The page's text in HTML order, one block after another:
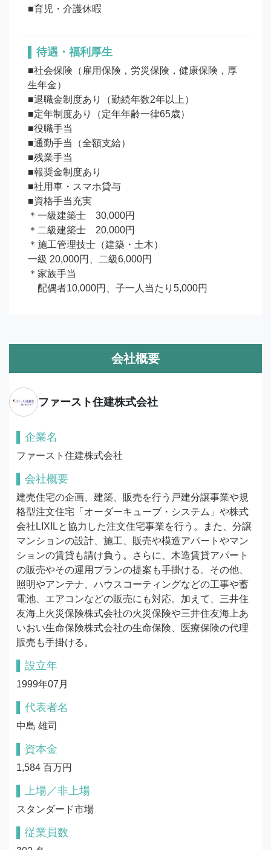
待遇・福利厚生
■社会保険（雇用保険，労災保険，健康保険，厚
生年金）
■退職金制度あり（勤続年数2年以上）
■定年制度あり（定年年齢一律65歳）
■役職手当
■通勤手当（全額支給）
■残業手当
■報奨金制度あり
■社用車・スマホ貸与
■資格手当充実
＊一級建築士　30,000円
＊二級建築士　20,000円
＊施工管理技士（建築・土木）
一級 20,000円、二級6,000円
＊家族手当
配偶者10,000円、子一人当たり5,000円
会社概要
ファースト住建株式会社
企業名
ファースト住建株式会社
会社概要
建売住宅の企画、建築、販売を行う戸建分譲事業や規
格型注文住宅「オーダーキューブ・システム」や株式
会社LIXILと協力した注文住宅事業を行う。また、分譲
マンションの設計、施工、販売や模造アパートやマン
ションの賃貸も請け負う。さらに、木造賃貸アパート
の販売やその運用プランの提案も手掛ける。その他、
照明やアンテナ、ハウスコーティングなどの工事や蓄
電池、エアコンなどの販売にも対応。加えて、三井住
友海上火災保険株式会社の火災保険や三井住友海上あ
いおい生命保険株式会社の生命保険、医療保険の代理
販売も手掛ける。
設立年
1999年07月
代表者名
中島 雄司
資本金
1,584 百万円
上場／非上場
スタンダード市場
従業員数